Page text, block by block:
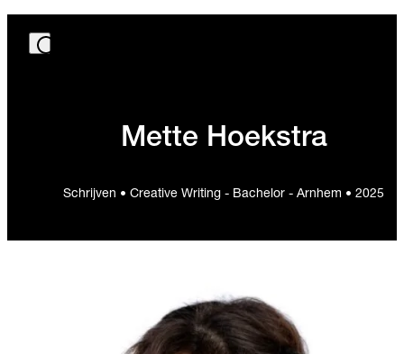
Mette Hoekstra
Schrijven • Creative Writing - Bachelor - Arnhem • 2025